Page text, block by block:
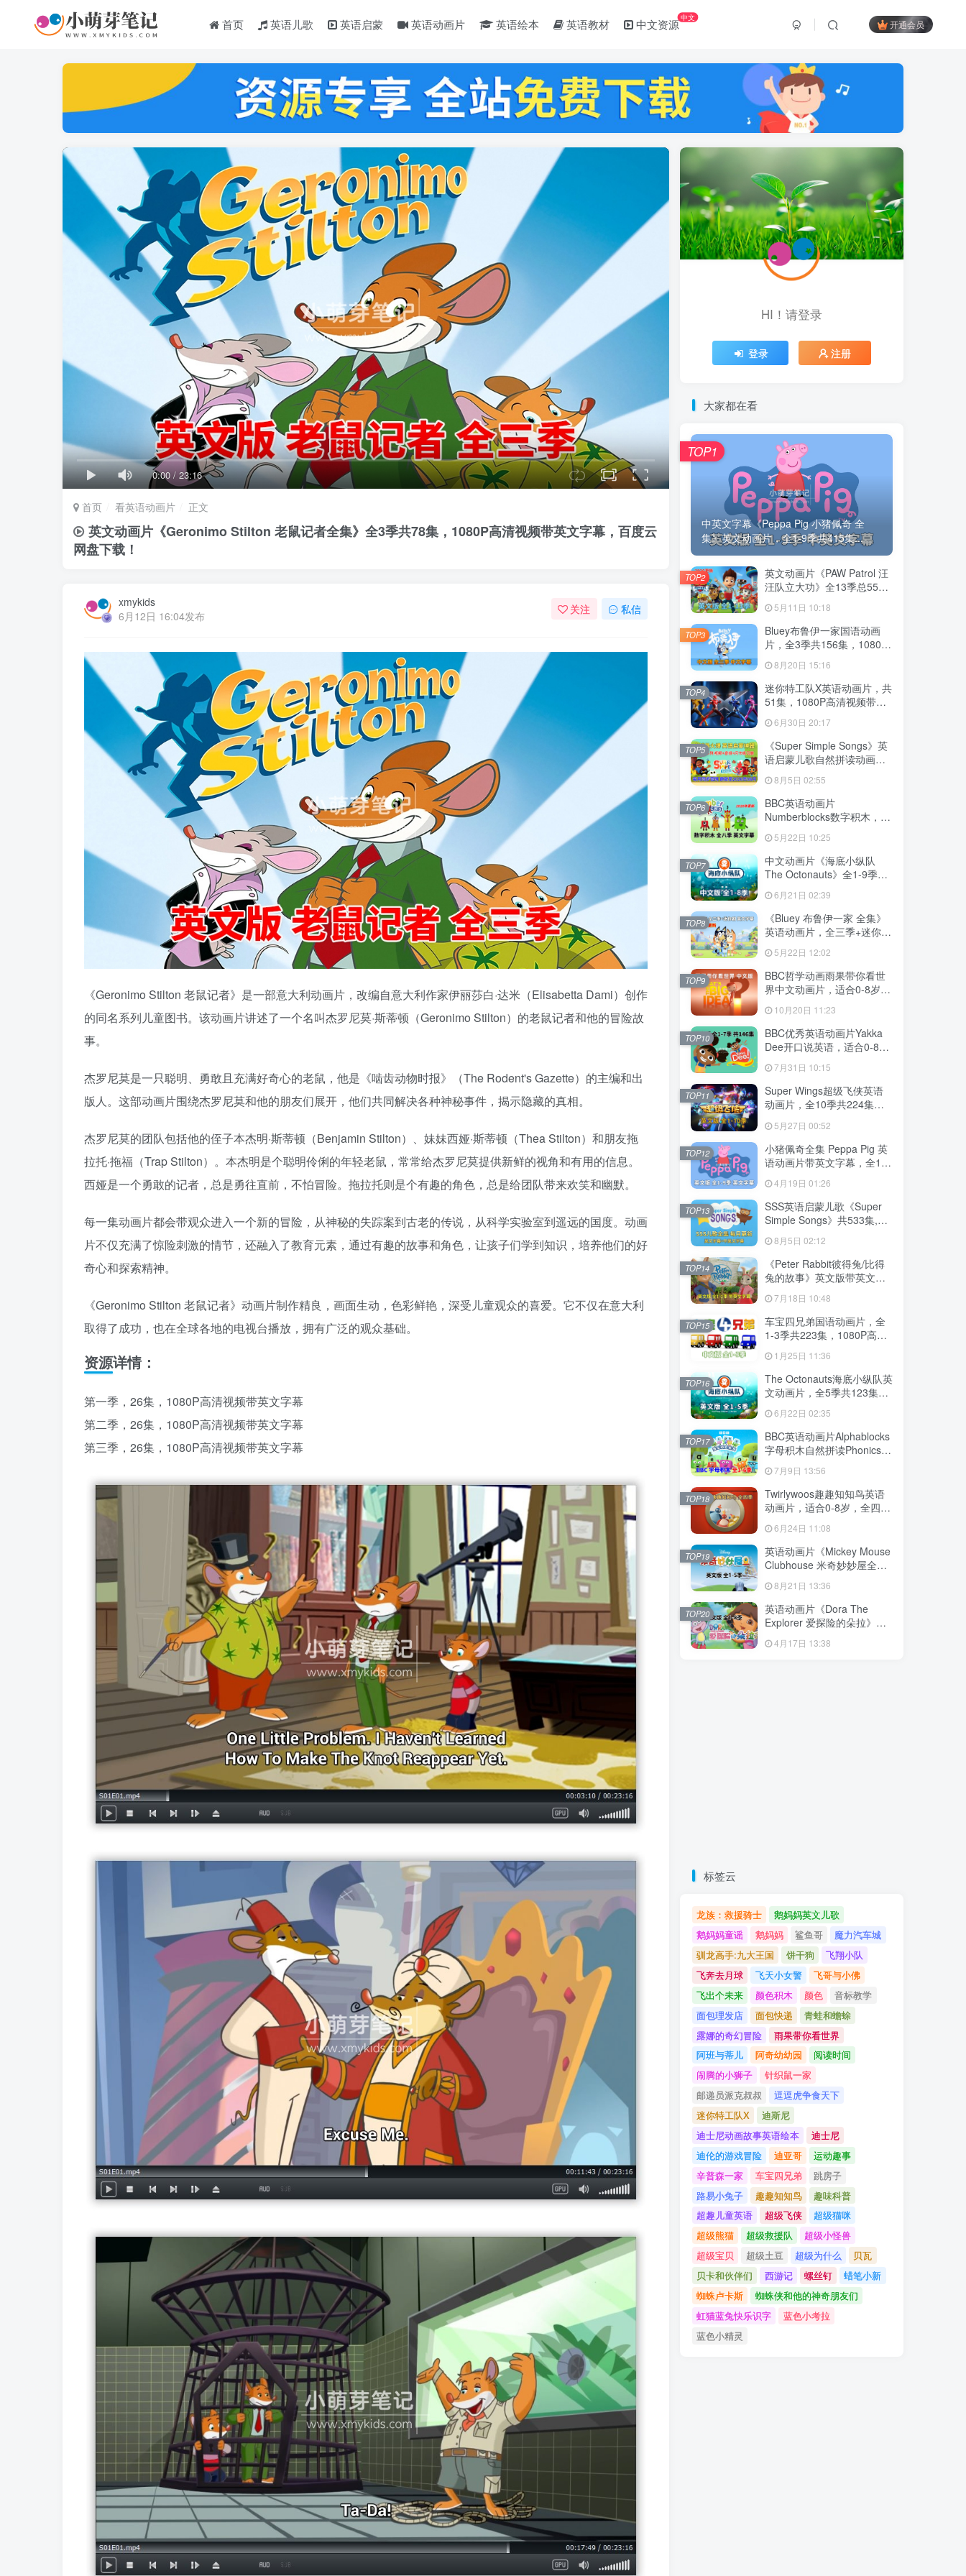
首页 英语儿歌 英语启蒙 英语动画片 英语绘本 英语教材 中文资源中文
开通会员
0:00/23:16
首页 看英语动画片 正文
英文动画片《Geronimo Stilton 老鼠记者全集》全3季共78集，1080P高清视频带英文字幕，百度云
网盘下载！
xmykids
6月12日 16:04发布
关注 私信
《Geronimo Stilton 老鼠记者》是一部意大利动画片，改编自意大利作家伊丽莎白·达米（Elisabetta Dami）创作
的同名系列儿童图书。该动画片讲述了一个名叫杰罗尼莫·斯蒂顿（Geronimo Stilton）的老鼠记者和他的冒险故
事。
杰罗尼莫是一只聪明、勇敢且充满好奇心的老鼠，他是《啮齿动物时报》（The Rodent's Gazette）的主编和出
版人。这部动画片围绕杰罗尼莫和他的朋友们展开，他们共同解决各种神秘事件，揭示隐藏的真相。
杰罗尼莫的团队包括他的侄子本杰明·斯蒂顿（Benjamin Stilton）、妹妹西娅·斯蒂顿（Thea Stilton）和朋友拖
拉托·拖福（Trap Stilton）。本杰明是个聪明伶俐的年轻老鼠，常常给杰罗尼莫提供新鲜的视角和有用的信息。
西娅是一个勇敢的记者，总是勇往直前，不怕冒险。拖拉托则是个有趣的角色，总是给团队带来欢笑和幽默。
每一集动画片都会带观众进入一个新的冒险，从神秘的失踪案到古老的传说，从科学实验室到遥远的国度。动画
片不仅充满了惊险刺激的情节，还融入了教育元素，通过有趣的故事和角色，让孩子们学到知识，培养他们的好
奇心和探索精神。
《Geronimo Stilton 老鼠记者》动画片制作精良，画面生动，色彩鲜艳，深受儿童观众的喜爱。它不仅在意大利
取得了成功，也在全球各地的电视台播放，拥有广泛的观众基础。
资源详情：
第一季，26集，1080P高清视频带英文字幕
第二季，26集，1080P高清视频带英文字幕
第三季，26集，1080P高清视频带英文字幕
HI！请登录
登录 注册
大家都在看
中英文字幕《Peppa Pig 小猪佩奇 全
集》英文动画片，全1-9季共415集...
TOP1
英文动画片《PAW Patrol 汪
汪队立大功》全13季总555
字幕，带配套音频MP3，百
度云网盘下载！
5月11日 10:18
TOP2
Bluey布鲁伊一家国语动画
片，全3季共156集，1080P
云网盘下载
8月20日 15:16
TOP3
迷你特工队X英语动画片，共
51集，1080P高清视频带中
6月30日 20:17
TOP4
《Super Simple Songs》英
语启蒙儿歌自然拼读动画视
1080P高清视频带英文字
幕，百度云网盘下载！
8月5日 02:55
TOP5
BBC英语动画片
Numberblocks数字积木，适
别专辑共198集，1080P高清
视频带英文字幕，送配套音
频MP3，百度云网盘下载！
5月22日 10:25
TOP6
中文动画片《海底小纵队
The Octonauts》全1-9季共
247集+特别版9集，1080P
高清视频带中文字幕，百度
云网盘下载
6月21日 02:39
TOP7
《Bluey 布鲁伊一家 全集》
英语动画片，全三季+迷你剧
共204集，1080P高清视频带
英文字幕，带配套音频
MP3，百度云网盘下载！
5月22日 12:02
TOP8
BBC哲学动画雨果带你看世
界中文动画片，适合0-8岁，
全52集，1080P高清视频，
百度云网盘下载
10月20日 11:23
TOP9
BBC优秀英语动画片Yakka
Dee开口说英语，适合0-8
岁，全1-7季总共146集，
1080P高清视频带英文字
幕，送配套音频MP3，百度
云网盘下载！
7月31日 10:15
TOP10
Super Wings超级飞侠英语
动画片，全10季共224集，
幕，带配套音频MP3，百度
云网盘下载！
5月27日 00:52
TOP11
小猪佩奇全集 Peppa Pig 英
语动画片带英文字幕，全1-9
频，百度云网盘下载！
4月19日 01:26
TOP12
SSS英语启蒙儿歌《Super
Simple Songs》共533集,
+中英文字幕+配套音频
MP3，百度云网盘下载！
8月5日 02:12
TOP13
《Peter Rabbit彼得兔/比得
兔的故事》英文版带英文字
片，带配套音频MP3，百度
云网盘下载！
7月18日 10:48
TOP14
车宝四兄弟国语动画片，全
1-3季共223集，1080P高清
盘下载
1月25日 11:36
TOP15
The Octonauts海底小纵队英
文动画片，全5季共123集，
幕，带配套音频MP3，百度
云网盘下载
6月22日 02:35
TOP16
BBC英语动画片Alphablocks
字母积木自然拼读Phonics，
视频带英文字幕，百度云网
盘下载！
7月9日 13:56
TOP17
Twirlywoos趣趣知知鸟英语
动画片，适合0-8岁，全四季
共100集，1080P高清视频带
英文字幕，百度云网盘下载
6月24日 11:08
TOP18
英语动画片《Mickey Mouse
Clubhouse 米奇妙妙屋全
集》全五季共148集，1080P
高清视频带英文字幕，带配
套音频MP3，百度云网盘下
载！
8月21日 13:36
TOP19
英语动画片《Dora The
Explorer 爱探险的朵拉》全8
季共173集，带英文字幕和配
套音频MP3，百度云网盘下
4月17日 13:38
TOP20
标签云
龙族：救援骑士
鹅妈妈英文儿歌
鹅妈妈童谣
鹅妈妈 鲨鱼哥
魔力汽车城
驯龙高手:九大王国
饼干狗
飞翔小队
飞奔去月球
飞天小女警
飞哥与小佛
飞出个未来
颜色积木 颜色
音标教学
面包理发店
面包快递
青蛙和蟾蜍
露娜的奇幻冒险
雨果带你看世界
阿班与蒂儿
阿奇幼幼园
阅读时间
闹腾的小狮子
针织鼠一家
邮递员派克叔叔
逗逗虎争食天下
迷你特工队X
迪斯尼
迪士尼动画故事英语绘本
迪士尼
迪伦的游戏冒险
迪亚哥
运动趣事
辛普森一家
车宝四兄弟
跳房子
路易小兔子
趣趣知知鸟
趣味科普
超趣儿童英语
超级飞侠
超级猫咪
超级熊猫
超级救援队
超级小怪兽
超级宝贝
超级土豆 超级为什么
贝瓦
贝卡和伙伴们
西游记 螺丝钉
蜡笔小新
蜘蛛卢卡斯
蜘蛛侠和他的神奇朋友们
虹猫蓝兔快乐识字
蓝色小考拉
蓝色小精灵